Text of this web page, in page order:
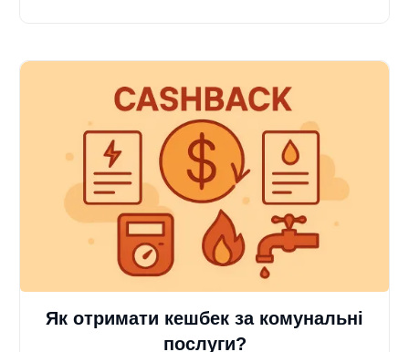
Як отримати кешбек за комунальні
послуги?